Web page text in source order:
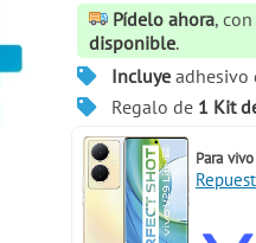
Pídelo ahora,
disponible.
Incluyeadhesivo
Regalo de 1 Kit
Para